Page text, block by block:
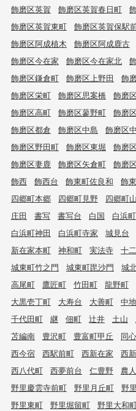
飾磨区英賀
飾磨区英賀春日町
飾磨区英賀東町
飾磨区英賀保駅
飾磨区阿成植木
飾磨区阿成鹿古
飾磨区今在家
飾磨区今在家北
飾磨区鎌倉町
飾磨区上野田 飾
飾磨区栄町
飾磨区思案橋 飾磨
飾磨区高町
飾磨区蓼野町 飾磨
飾磨区都倉
飾磨区中島 飾磨区
飾磨区野田町
飾磨区東堀 飾磨
飾磨区妻鹿
飾磨区矢倉町 飾磨
飾西
飾西台 飾東町佐良和 飾
四郷町本郷
四郷町見野 四郷町
庄田
書写 書写台 白国 白浜町
白浜町神田
白浜町寺家 城見台
新在家本町
神和町 実法寺 十
城東町竹之門
城東町毘沙門 城
高尾町
鷹匠町 竹田町 龍野町
大黒壱丁町
大寿台 大善町 中地
千代田町
継 佃町 辻井 土山
苫編南
豊沢町 豊富町甲丘 同
西今宿
西駅前町 西新在家 西
西八代町
西夢前台 仁豊野 農
野里慶雲寺前町
野里月丘町 野
野里東町
野里堀留町 野里大和